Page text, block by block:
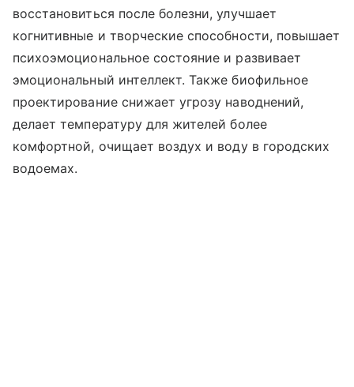
восстановиться после болезни, улучшает
когнитивные и творческие способности, повышает
психоэмоциональное состояние и развивает
эмоциональный интеллект. Также биофильное
проектирование снижает угрозу наводнений,
делает температуру для жителей более
комфортной, очищает воздух и воду в городских
водоемах.